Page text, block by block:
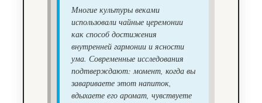
Многие культуры веками
использовали чайные церемонии
как способ достижения
внутренней гармонии и ясности
ума. Современные исследования
подтверждают: момент, когда вы
завариваете этот напиток,
вдыхаете его аромат, чувствуете